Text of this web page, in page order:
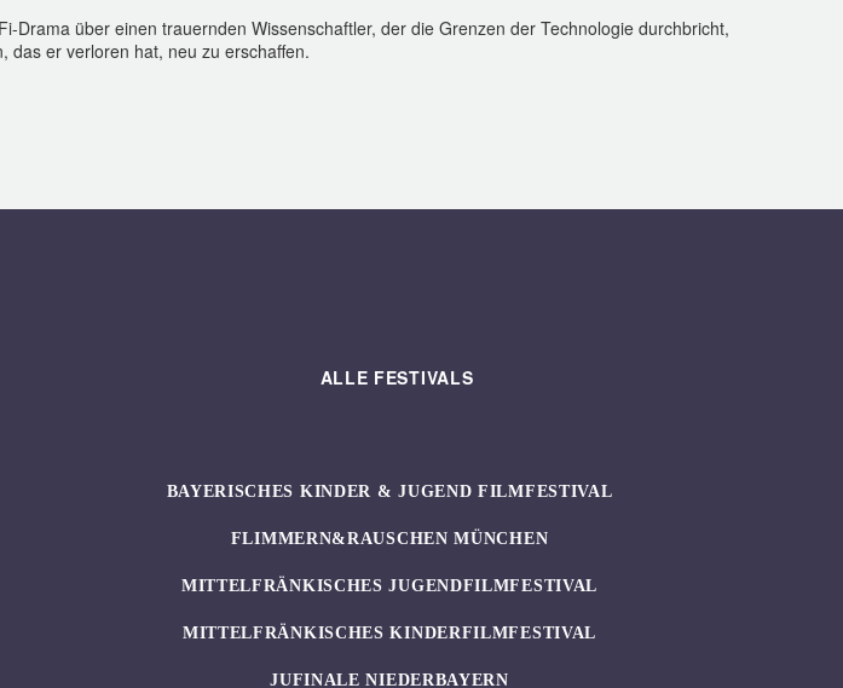
über einen trauernden Wissenschaftler, der die Grenzen der Technologie durchbricht,
das er verloren hat, neu zu erschaffen.
ALLE FESTIVALS
BAYERISCHES KINDER & JUGEND FILMFESTIVAL
FLIMMERN&RAUSCHEN MÜNCHEN
MITTELFRÄNKISCHES JUGENDFILMFESTIVAL
MITTELFRÄNKISCHES KINDERFILMFESTIVAL
JUFINALE NIEDERBAYERN